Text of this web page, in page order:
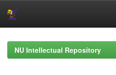
navigationNU Intellectual Repository